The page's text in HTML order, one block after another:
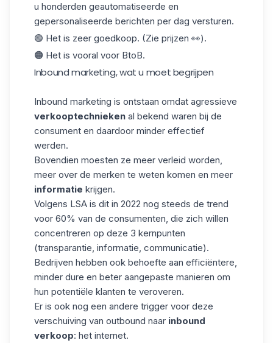
u honderden geautomatiseerde en
gepersonaliseerde berichten per dag versturen.
🟢 Het is zeer goedkoop. (Zie prijzen 👀).
🟠 Het is vooral voor BtoB.
Inbound marketing, wat u moet begrijpen
Inbound marketing is ontstaan omdat agressieve
verkooptechnieken al bekend waren bij de
consument en daardoor minder effectief
werden.
Bovendien moesten ze meer verleid worden,
meer over de merken te weten komen en meer
informatie krijgen.
Volgens LSA is dit in 2022 nog steeds de trend
voor 60% van de consumenten, die zich willen
concentreren op deze 3 kernpunten
(transparantie, informatie, communicatie).
Bedrijven hebben ook behoefte aan efficiëntere,
minder dure en beter aangepaste manieren om
hun potentiële klanten te veroveren.
Er is ook nog een andere trigger voor deze
verschuiving van outbound naar inbound
verkoop: het internet.